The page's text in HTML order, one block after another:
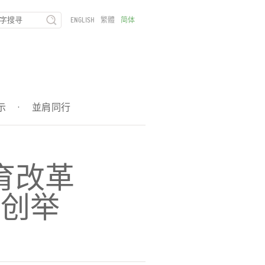
· 並肩同行
ENGLISH 繁體 简体
改革
举